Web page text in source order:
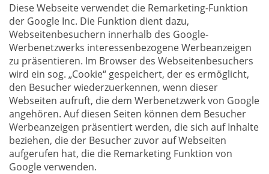
Diese Webseite verwendet die Remarketing-Funktion
der Google Inc. Die Funktion dient dazu,
Webseitenbesuchern innerhalb des Google-
Werbenetzwerks interessenbezogene Werbeanzeigen
zu präsentieren. Im Browser des Webseitenbesuchers
wird ein sog. „Cookie“ gespeichert, der es ermöglicht,
den Besucher wiederzuerkennen, wenn dieser
Webseiten aufruft, die dem Werbenetzwerk von Google
angehören. Auf diesen Seiten können dem Besucher
Werbeanzeigen präsentiert werden, die sich auf Inhalte
beziehen, die der Besucher zuvor auf Webseiten
aufgerufen hat, die die Remarketing Funktion von
Google verwenden.